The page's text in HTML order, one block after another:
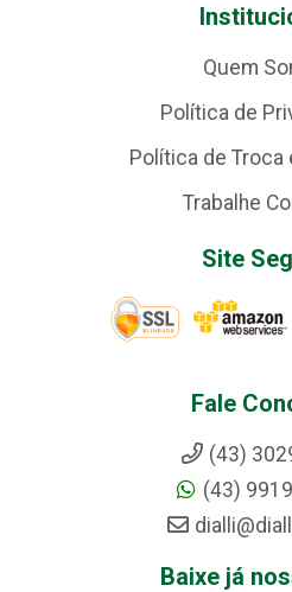
Quem
Política de
Política de Troca
Trabalhe
Site
Fale
(43)
(43)
Baixe já